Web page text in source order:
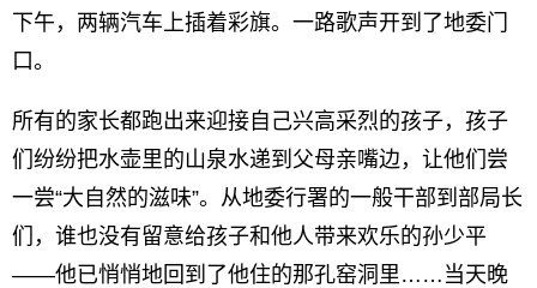
下午，两辆汽车上插着彩旗。一路歌声开到了地委门
口。
所有的家长都跑出来迎接自己兴高采烈的孩子，孩子
们纷纷把水壶里的山泉水递到父母亲嘴边，让他们尝
一尝“大自然的滋味”。从地委行署的一般干部到部局长
们，谁也没有留意给孩子和他人带来欢乐的孙少平
——他已悄悄地回到了他住的那孔窑洞里……当天晚